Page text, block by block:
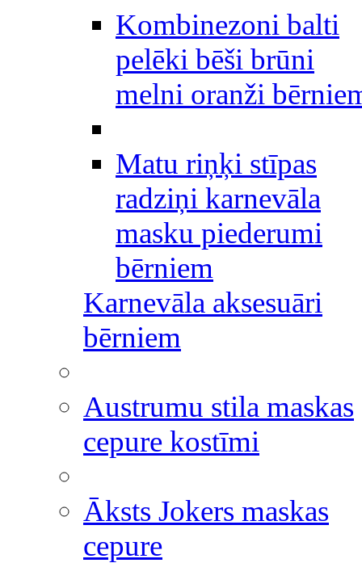
Kombinezoni balti
pelēki bēši brūni
melni oranži
Matu riņķi stīpas
radziņi karnevāla
masku piederumi
bērniem
Karnevāla aksesuāri
bērniem
Austrumu stila maskas
cepure kostīmi
Āksts Jokers maskas
cepure